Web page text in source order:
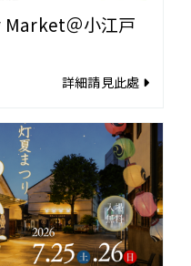
Market＠小江戸
詳細請見此處